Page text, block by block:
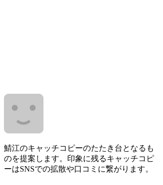
鯖江のキャッチコピーのたたき台となるも
のを提案します。印象に残るキャッチコピ
ーはSNSでの拡散や口コミに繋がります。